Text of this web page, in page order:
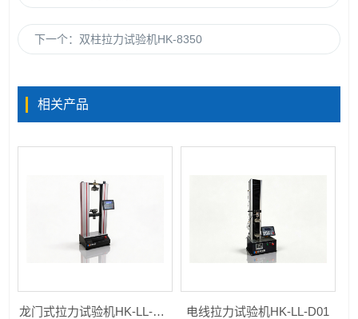
下一个： 双柱拉力试验机HK-8350
相关产品
龙门式拉力试验机HK-LL-D20 电线拉力试验机HK-LL-D01